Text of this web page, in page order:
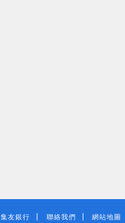
集友銀行 聯絡我們 網站地圖